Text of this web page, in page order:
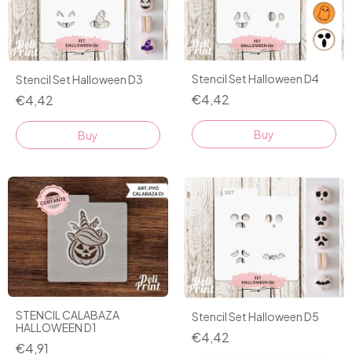
Stencil Set Halloween D3
€4,42
Stencil Set Halloween D4
€4,42
STENCIL CALABAZA
HALLOWEEN D1
€4,91
Stencil Set Halloween D5
€4,42